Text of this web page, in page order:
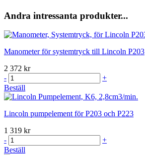
Andra intressanta produkter...
Manometer för systemtryck till Lincoln P203
2 372 kr
-
+
Beställ
Lincoln pumpelement för P203 och P223
1 319 kr
-
+
Beställ